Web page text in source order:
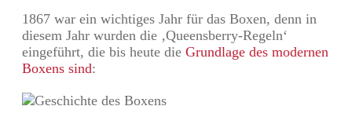
1867 war ein wichtiges Jahr für das Boxen, denn in
diesem Jahr wurden die ‚Queensberry-Regeln‘
eingeführt, die bis heute die Grundlage des modernen
Boxens sind: